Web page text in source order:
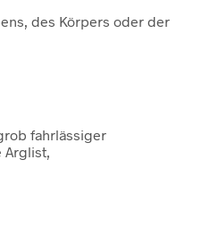
des Körpers oder der
fahrlässiger
Arglist,